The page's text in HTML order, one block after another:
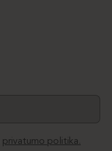
privatumo politika.